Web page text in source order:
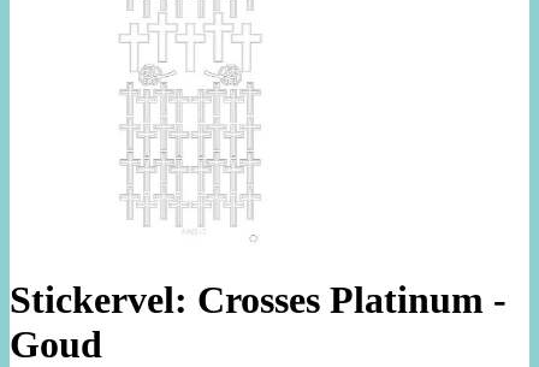
Stickervel: Crosses Platinum -
Goud